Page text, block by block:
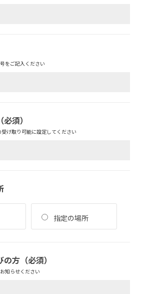
をご記入ください
（必須）
け取り可能に設定してください
指定の場所
の方 （必須）
知らせください